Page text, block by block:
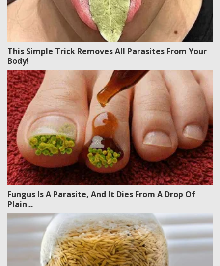
This Simple Trick Removes All Parasites From Your
Body!
Fungus Is A Parasite, And It Dies From A Drop Of
Plain...